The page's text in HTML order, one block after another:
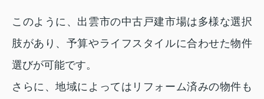
このように、出雲市の中古戸建市場は多様な選択
肢があり、予算やライフスタイルに合わせた物件
選びが可能です。
さらに、地域によってはリフォーム済みの物件も